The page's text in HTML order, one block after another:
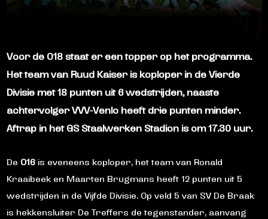
Voor de O18staat er een topper op het programma.
Het team van Ruud Kaiser is koploper in de Vierde
Divisie met 18 punten uit 6 wedstrijden, naaste
achtervolger VVV-Venlo heeft drie punten minder.
Aftrap in het GS Staalwerken Stadion is om17.30 uur.
De O16 is eveneens koploper, het team van Ronald
Kraaibeek en Maarten Brugmans heeft 12 punten uit 5
wedstrijden in de Vijfde Divisie. Op veld 5 van SV De Braak
is hekkensluiter De Treffers de tegenstander, aanvang